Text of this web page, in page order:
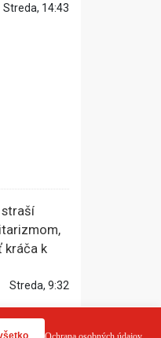
Streda, 14:43
straší
kráča k
Streda, 9:32